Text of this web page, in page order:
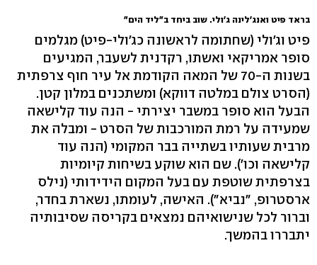
בראד פיט ואנג'לינה ג'ולי. שוב ביחד ב"ליד הים"
פיט וג'ולי (שחתומה לראשונה כג'ולי-פיט) מגלמים
סופר אמריקאי ואשתו, רקדנית לשעבר, המגיעים
בשנות ה-70 של המאה הקודמת אל עיר חוף צרפתית
(הסרט צולם במלטה דווקא) ומשתכנים במלון קטן.
הבעל הוא סופר במשבר יצירתי - הנה עוד קלישאה
שמעידה על רמת המורכבות של הסרט - ומבלה את
מרבית שעותיו בשתייה בבר המקומי (הנה עוד
קלישאה וכו'). שם הוא שוקע בשיחות קיומיות
בצרפתית שוטפת עם בעל המקום הידידותי (נילס
ארסטרופ, "נביא"). האישה, לעומתו, נשארת בחדר,
וברור לכל שנישואיהם נמצאים בקריסה שסיבותיה
יתבררו בהמשך.